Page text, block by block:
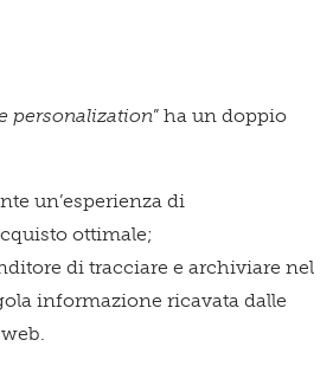
personalization” ha un doppio
un’esperienza di
ottimale;
di tracciare e archiviare nel
informazione ricavata dalle